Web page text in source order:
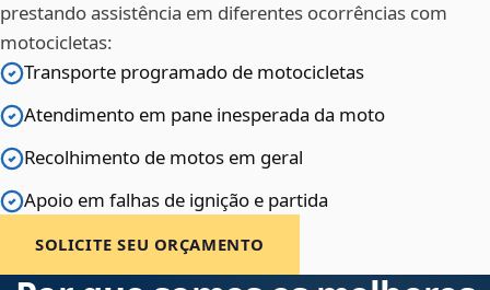
prestando assistência em diferentes ocorrências com
motocicletas:
Transporte programado de motocicletas
Atendimento em pane inesperada da moto
Recolhimento de motos em geral
Apoio em falhas de ignição e partida
SOLICITE SEU ORÇAMENTO